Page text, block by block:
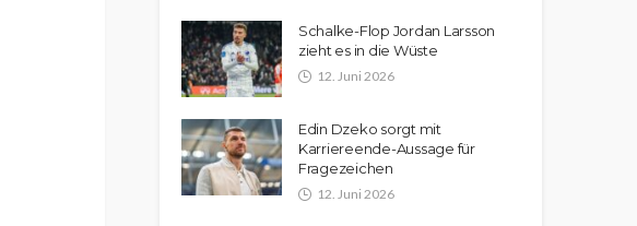
Schalke-Flop Jordan Larsson
zieht es in die Wüste
12. Juni 2026
Edin Dzeko sorgt mit
Karriereende-Aussage für
Fragezeichen
12. Juni 2026